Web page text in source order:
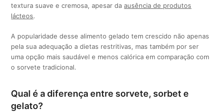
textura suave e cremosa, apesar daausência de produtos
lácteos.
A popularidade desse alimento gelado tem crescido não apenas
pela sua adequação a dietas restritivas, mas também por ser
uma opção mais saudável e menos calórica em comparação com
o sorvete tradicional.
Qual é a diferença entre sorvete, sorbet e
gelato?